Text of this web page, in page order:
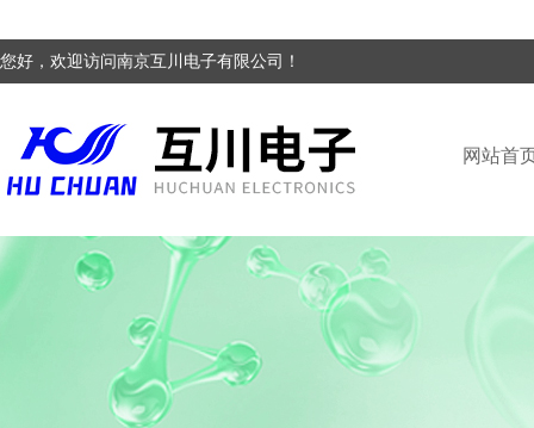
您好，欢迎访问南京互川电子有限公司！
网站首